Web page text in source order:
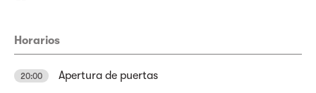
Horarios
20:00 Apertura de puertas